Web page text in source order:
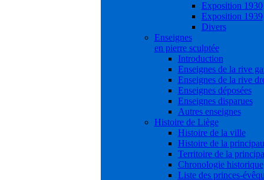
Exposition 1930
Exposition 1939
Divers
Enseignes
en pierre sculptée
Introduction
Enseignes de la rive
Enseignes de la rive
Enseignes déposées
Enseignes disparues
Autres enseignes
Histoire de Liège
Histoire de la ville
Histoire de la
Territoire de la
Chronologie historique
Liste des princes-